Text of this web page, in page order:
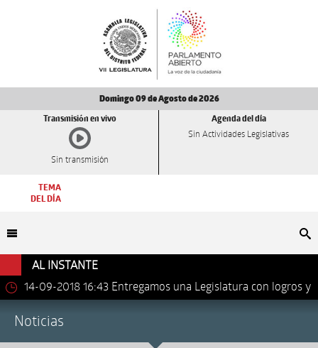
Domingo 09 de Agosto de 2026
Transmisión en vivo
Sin transmisión
Agenda del día
Sin Actividades Legislativas
TEMA
DEL DÍA
AL INSTANTE
14-09-2018 16:43 Entregamos una Legislatura con logros y
Noticias